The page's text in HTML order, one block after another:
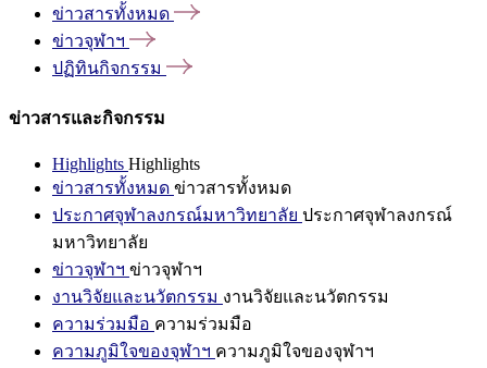
ข่าวสารทั้งหมด
ข่าวจุฬาฯ
ปฏิทินกิจกรรม
ข่าวสารและกิจกรรม
Highlights Highlights
ข่าวสารทั้งหมด ข่าวสารทั้งหมด
ประกาศจุฬาลงกรณ์มหาวิทยาลัย ประกาศจุฬาลงกรณ์
มหาวิทยาลัย
ข่าวจุฬาฯ ข่าวจุฬาฯ
งานวิจัยและนวัตกรรม งานวิจัยและนวัตกรรม
ความร่วมมือ ความร่วมมือ
ความภูมิใจของจุฬาฯ ความภูมิใจของจุฬาฯ